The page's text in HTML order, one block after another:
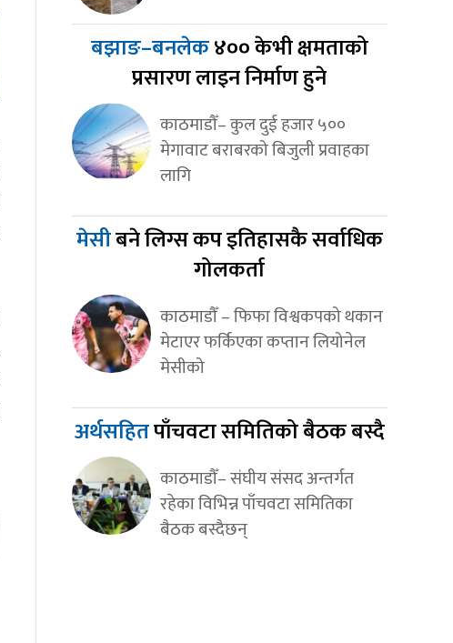
बझाङ–बनलेक४०० केभी क्षमताको
प्रसारण लाइन निर्माण हुने
काठमाडौँ– कुल दुई हजार ५००
मेगावाट बराबरको बिजुली प्रवाहका
लागि
मेसीबने लिग्स कप इतिहासकै सर्वाधिक
गोलकर्ता
काठमाडौँ – फिफा विश्वकपको थकान
मेटाएर फर्किएका कप्तान लियोनेल
मेसीको
अर्थसहितपाँचवटा समितिको बैठक बस्दै
काठमाडौँ– संघीय संसद अन्तर्गत
रहेका विभिन्न पाँचवटा समितिका
बैठक बस्दैछन्